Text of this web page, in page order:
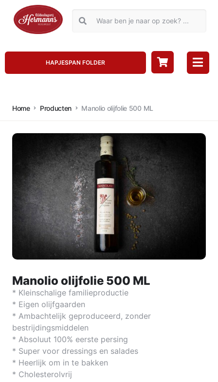
HAPJESPAN FOLDER
Home Producten Manolio olijfolie 500 ML
Manolio olijfolie 500 ML
* Kleinschalige familieproductie
* Eigen olijfgaarden
* Ambachtelijk geproduceerd, zonder
bestrijdingsmiddelen
* Absoluut 100% eerste persing
* Super voor dressings en salades
* Heerlijk om in te bakken
* Cholesterolvrij